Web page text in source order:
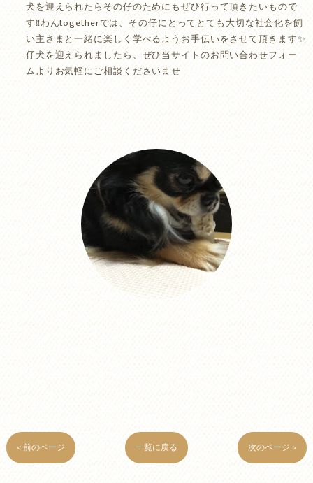
犬を迎えられたらその仔のためにもぜひ行って頂きたいもので
す‼️わんtogetherでは、その仔にとってとても大切な社会化を飼
い主さまと一緒に楽しく学べるようお手伝いをさせて頂きます✨
仔犬を迎えられましたら、ぜひ当サイトのお問い合わせフォー
ムよりお気軽にご相談くださいませ
< 前のページ 一覧に戻る 次のページ >